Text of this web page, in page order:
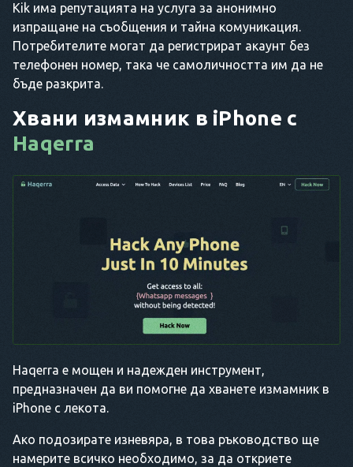
Kik има репутацията на услуга за анонимно
изпращане на съобщения и тайна комуникация.
Потребителите могат да регистрират акаунт без
телефонен номер, така че самоличността им да не
бъде разкрита.
Хвани измамник в iPhone с
Haqerra
Haqerra е мощен и надежден инструмент,
предназначен да ви помогне да хванете измамник в
iPhone с лекота.
Ако подозирате изневяра, в това ръководство ще
намерите всичко необходимо, за да откриете